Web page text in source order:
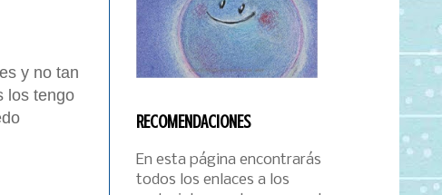
y no tan
los tengo
RECOMENDACIONES
En esta página encontrarás
todos los enlaces a los